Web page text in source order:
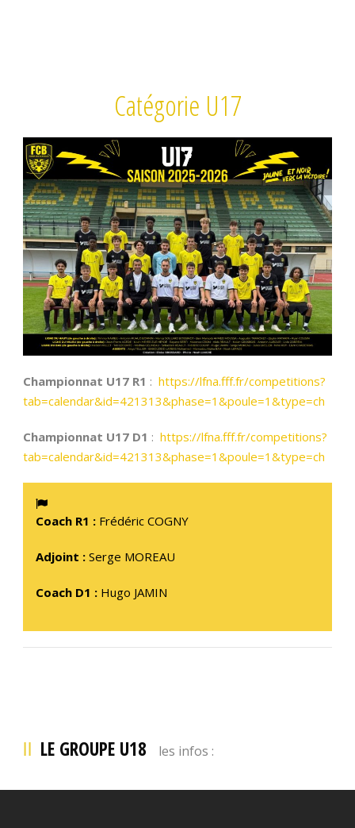
Catégorie U17
Championnat U17 R1 : https://lfna.fff.fr/competitions?
tab=calendar&id=421313&phase=1&poule=1&type=ch
Championnat U17 D1 : https://lfna.fff.fr/competitions?
tab=calendar&id=421313&phase=1&poule=1&type=ch
Coach R1 : Frédéric COGNY
Adjoint : Serge MOREAU
Coach D1 : Hugo JAMIN
LE GROUPE U18 les infos :